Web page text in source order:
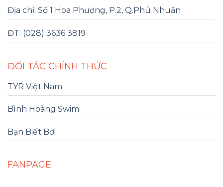
Địa chỉ: Số 1 Hoa Phượng, P.2, Q.Phú Nhuận
ĐT: (028) 3636 3819
ĐỐI TÁC CHÍNH THỨC
TYR Việt Nam
Bình Hoàng Swim
Bạn Biết Bơi
FANPAGE